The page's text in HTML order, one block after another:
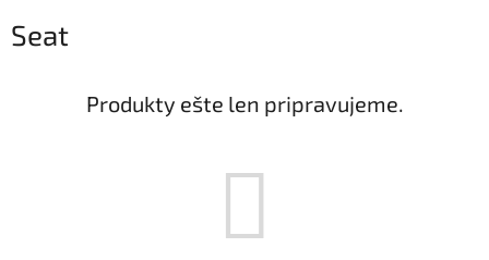
Seat
Produkty ešte len pripravujeme.